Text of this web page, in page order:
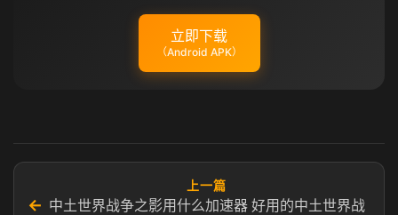
立即下载
（Android APK）
←
上一篇
中土世界战争之影用什么加速器 好用的中土世界战